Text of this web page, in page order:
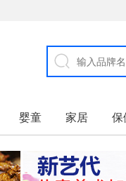
婴童 家居 保